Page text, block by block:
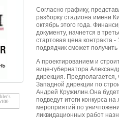
Согласно графику,
разборку стадиона имени
октябрь этого года.
документу, начнется в
стартовая цена контракта
подрядчик сможет
А проектированием и
вице-губернатора
дирекция.
Западной дирекции по
Андрей Кружилин.Она
подведут итоги конкурса
мероприятий по
ликвидационных работ